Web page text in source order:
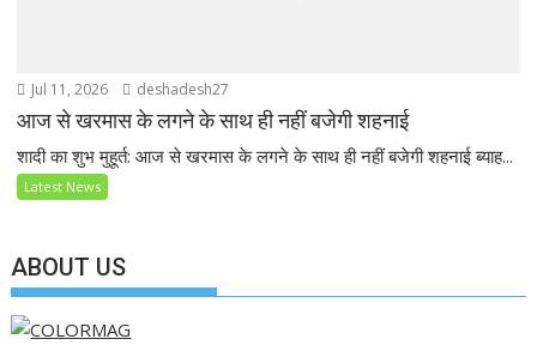
Jul 11, 2026 deshadesh27
आज से खरमास के लगने के साथ ही नहीं बजेगी शहनाई
शादी का शुभ मुहूर्त: आज से खरमास के लगने के साथ ही नहीं बजेगी शहनाई ब्याह...
Latest News
ABOUT US